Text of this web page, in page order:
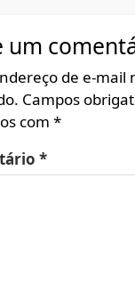
um
de e-mail
Campos
com *
*